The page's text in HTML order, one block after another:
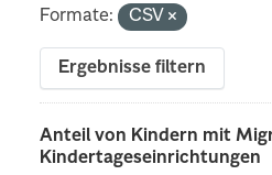
Formate:
CSV
Ergebnisse filtern
Anteil von Kindern mit
Kindertageseinrichtungen